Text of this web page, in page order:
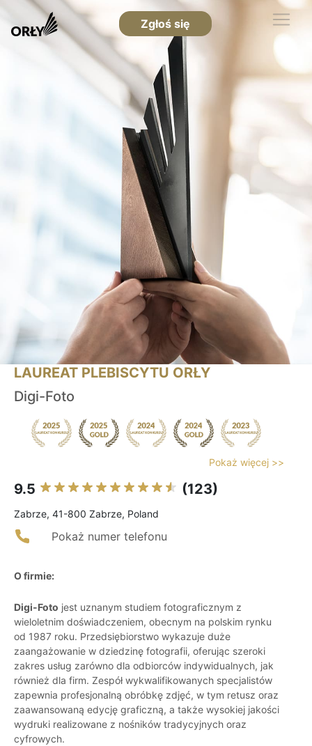
Zgłoś się
LAUREAT PLEBISCYTU ORŁY
Digi-Foto
Pokaż więcej >>
9.5 (123)
Zabrze, 41-800 Zabrze, Poland
Pokaż numer telefonu
O firmie:
Digi-Foto jest uznanym studiem fotograficznym z
wieloletnim doświadczeniem, obecnym na polskim rynku
od 1987 roku. Przedsiębiorstwo wykazuje duże
zaangażowanie w dziedzinę fotografii, oferując szeroki
zakres usług zarówno dla odbiorców indywidualnych, jak
również dla firm. Zespół wykwalifikowanych specjalistów
zapewnia profesjonalną obróbkę zdjęć, w tym retusz oraz
zaawansowaną edycję graficzną, a także wysokiej jakości
wydruki realizowane z nośników tradycyjnych oraz
cyfrowych.